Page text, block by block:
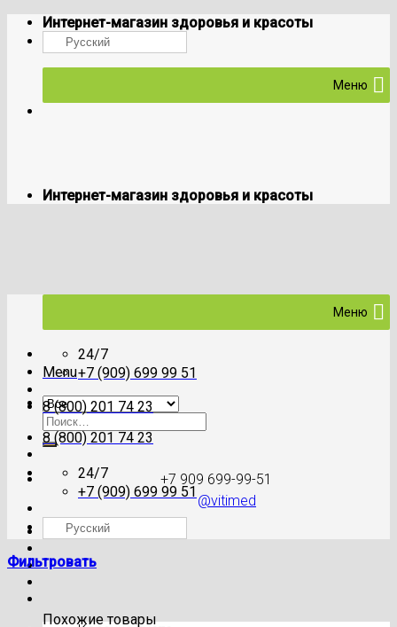
Skip
content
Интернет-магазин здоровья и красоты
Русский
Меню
Интернет-магазин здоровья и красоты
Menu
Искать:
+7 909 699-99-51
@vitimed
Где моя посылка?
Меню
24/7
+7 (909) 699 99 51
8 (800) 201 74 23
8 (800) 201 74 23
24/7
+7 (909) 699 99 51
Русский
Фильтровать
Похожие товары